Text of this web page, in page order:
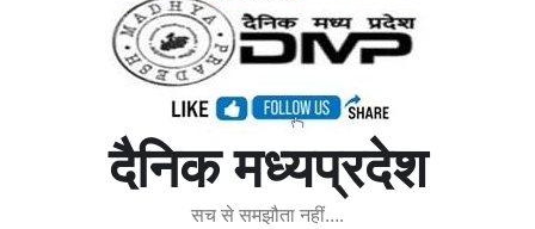
दैनिक मध्यप्रदेश
सच से समझौता नहीं….